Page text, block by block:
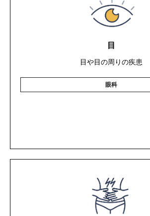
目
目や目の周りの疾患
眼科